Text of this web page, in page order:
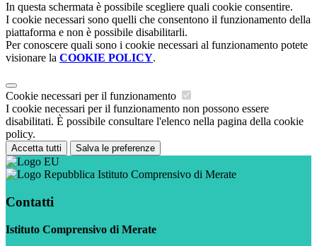
In questa schermata è possibile scegliere quali cookie consentire.
I cookie necessari sono quelli che consentono il funzionamento della
piattaforma e non è possibile disabilitarli.
Per conoscere quali sono i cookie necessari al funzionamento potete
visionare la COOKIE POLICY.
Cookie necessari per il funzionamento
I cookie necessari per il funzionamento non possono essere
disabilitati. È possibile consultare l'elenco nella pagina della cookie
policy.
Accetta tutti Salva le preferenze
Istituto Comprensivo di Merate
Contatti
Istituto Comprensivo di Merate